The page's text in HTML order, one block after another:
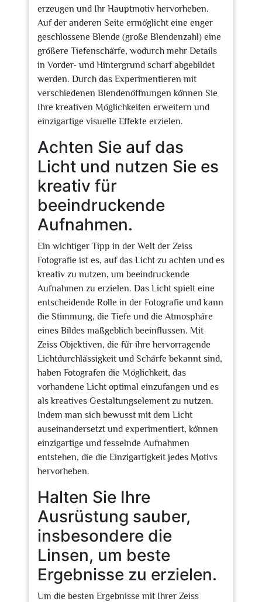
erzeugen und Ihr Hauptmotiv hervorheben.
Auf der anderen Seite ermöglicht eine enger
geschlossene Blende (große Blendenzahl) eine
größere Tiefenschärfe, wodurch mehr Details
in Vorder- und Hintergrund scharf abgebildet
werden. Durch das Experimentieren mit
verschiedenen Blendenöffnungen können Sie
Ihre kreativen Möglichkeiten erweitern und
einzigartige visuelle Effekte erzielen.
Achten Sie auf das
Licht und nutzen Sie es
kreativ für
beeindruckende
Aufnahmen.
Ein wichtiger Tipp in der Welt der Zeiss
Fotografie ist es, auf das Licht zu achten und es
kreativ zu nutzen, um beeindruckende
Aufnahmen zu erzielen. Das Licht spielt eine
entscheidende Rolle in der Fotografie und kann
die Stimmung, die Tiefe und die Atmosphäre
eines Bildes maßgeblich beeinflussen. Mit
Zeiss Objektiven, die für ihre hervorragende
Lichtdurchlässigkeit und Schärfe bekannt sind,
haben Fotografen die Möglichkeit, das
vorhandene Licht optimal einzufangen und es
als kreatives Gestaltungselement zu nutzen.
Indem man sich bewusst mit dem Licht
auseinandersetzt und experimentiert, können
einzigartige und fesselnde Aufnahmen
entstehen, die die Einzigartigkeit jedes Motivs
hervorheben.
Halten Sie Ihre
Ausrüstung sauber,
insbesondere die
Linsen, um beste
Ergebnisse zu erzielen.
Um die besten Ergebnisse mit Ihrer Zeiss